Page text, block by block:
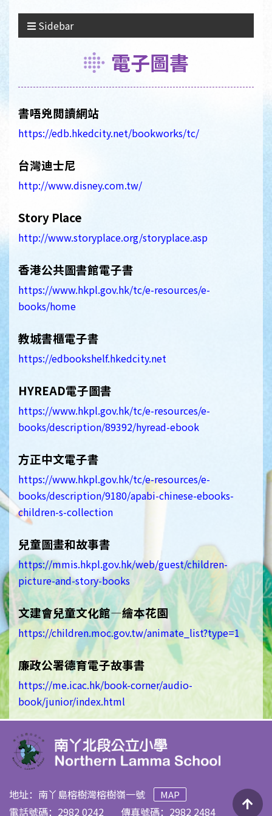
Sidebar
電子圖書
書唔兇閲讀網站
https://edb.hkedcity.net/bookworks/tc/
台灣迪士尼
http://www.disney.com.tw/
Story Place
http://www.storyplace.org/storyplace.asp
香港公共圖書館電子書
https://www.hkpl.gov.hk/tc/e-resources/e-
books/home
教城書櫃電子書
https://edbookshelf.hkedcity.net
HYREAD電子圖書
https://www.hkpl.gov.hk/tc/e-resources/e-
books/description/89392/hyread-ebook
方正中文電子書
https://www.hkpl.gov.hk/tc/e-resources/e-
books/description/9180/apabi-chinese-ebooks-
children-s-collection
兒童圖畫和故事書
https://mmis.hkpl.gov.hk/web/guest/children-
picture-and-story-books
文建會兒童文化館—繪本花園
https://children.moc.gov.tw/animate_list?type=1
廉政公署德育電子故事書
https://me.icac.hk/book-corner/audio-
book/junior/index.html
地址：南丫島榕樹灣榕樹嶺一號 MAP
電話號碼：2982 0242 傳真號碼：2982 2484